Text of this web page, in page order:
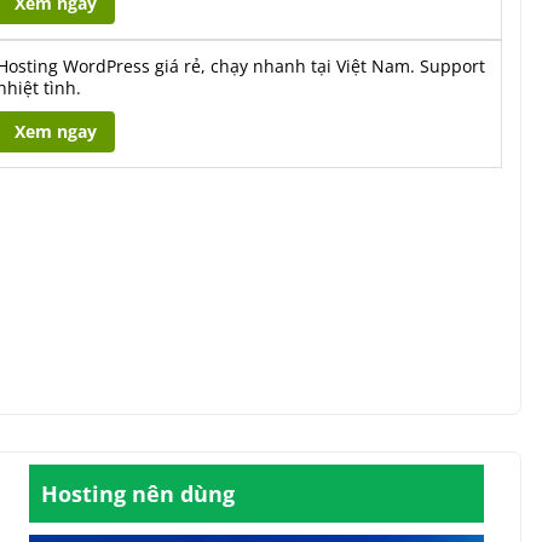
WordPress giá rẻ, chạy nhanh tại Việt Nam. Support
tình.
Xem ngay
Hosting nên dùng